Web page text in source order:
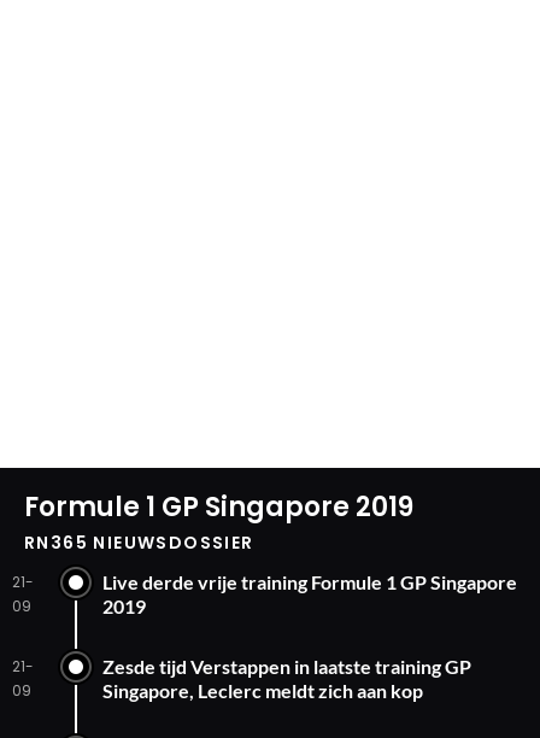
Formule 1 GP Singapore 2019
RN365 NIEUWSDOSSIER
21-
09
Live derde vrije training Formule 1 GP Singapore
2019
21-
09
Zesde tijd Verstappen in laatste training GP
Singapore, Leclerc meldt zich aan kop